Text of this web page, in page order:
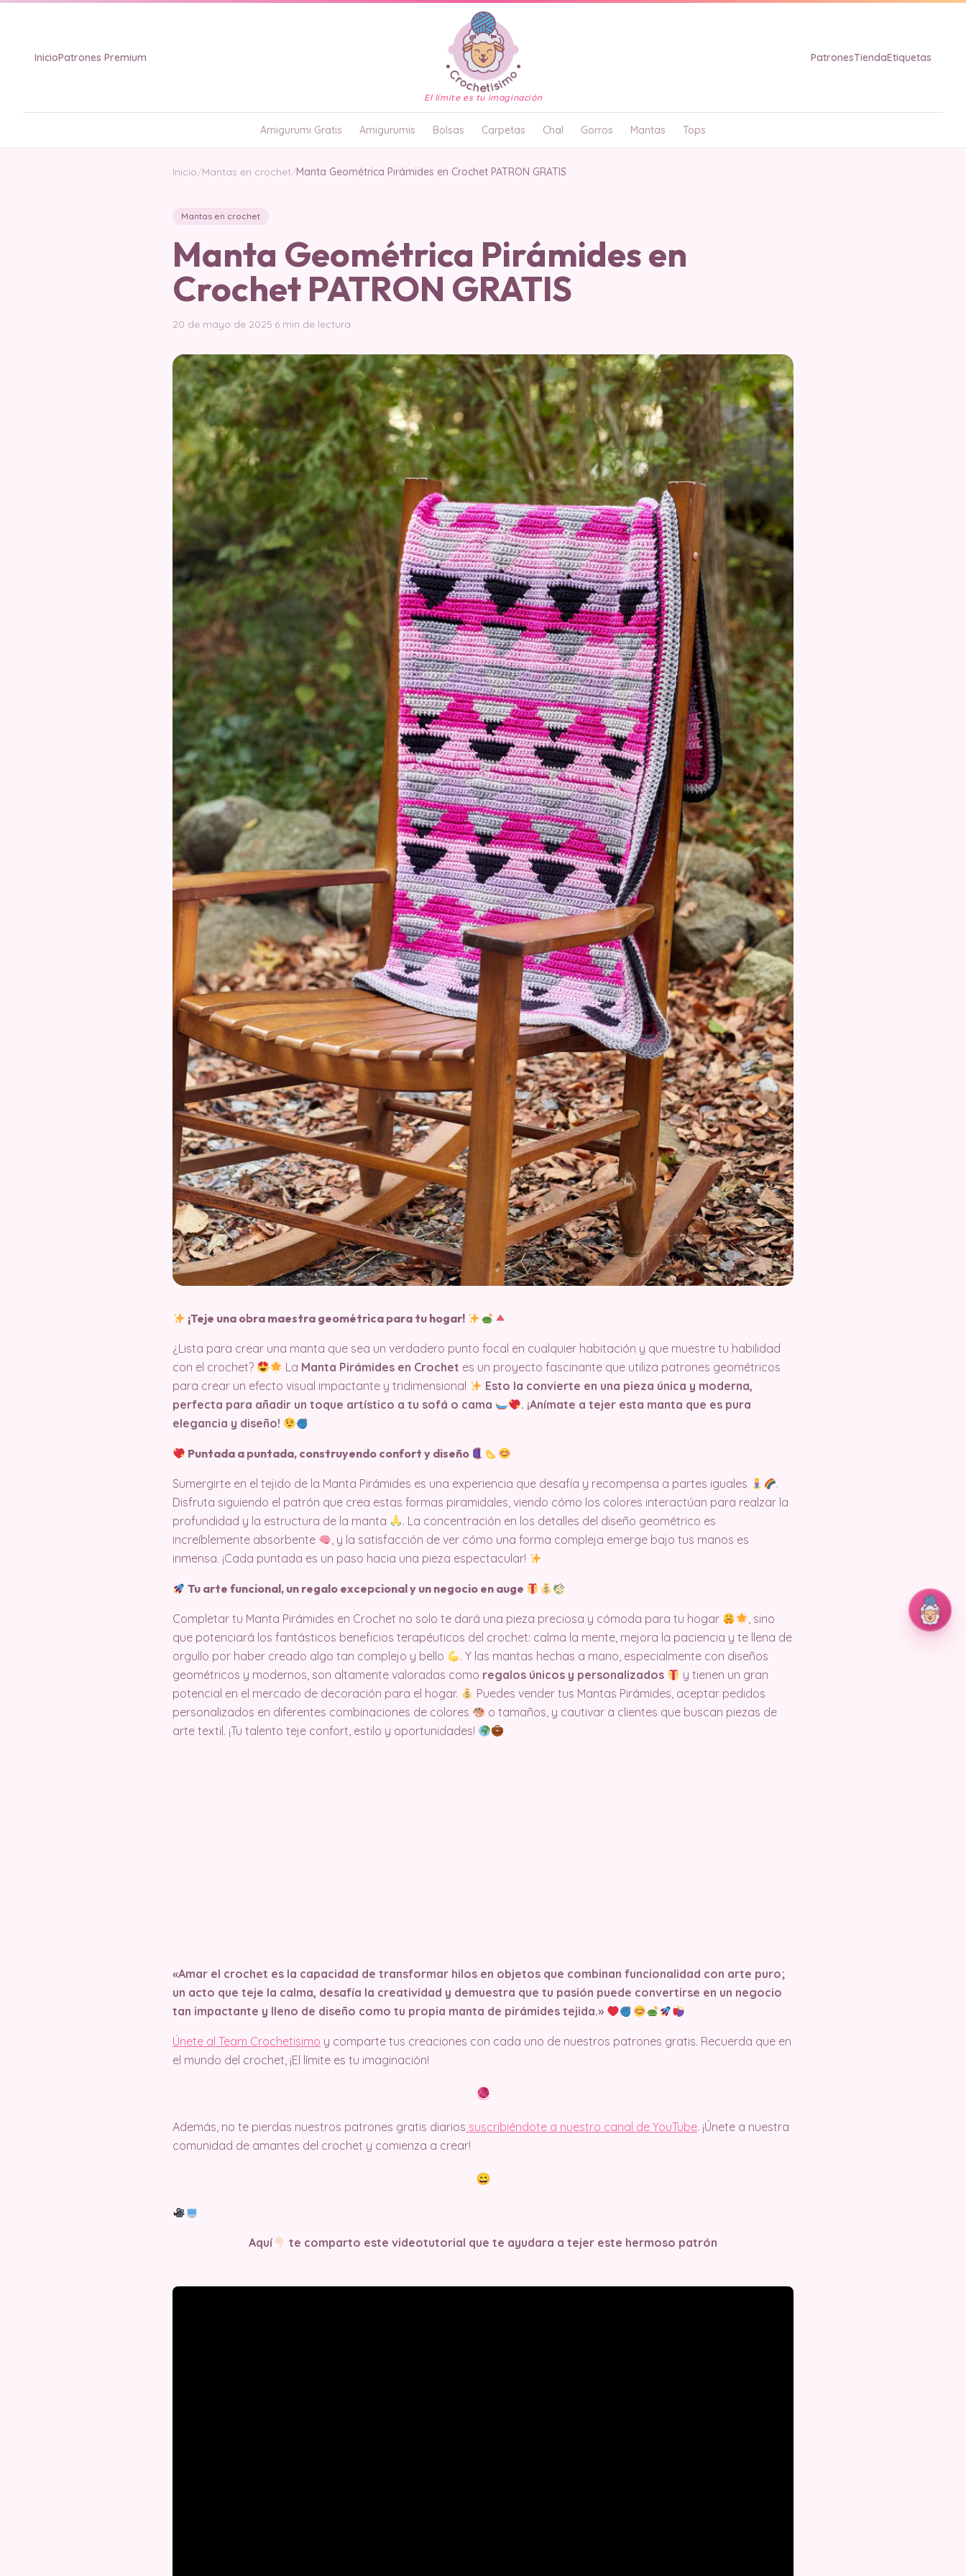
InicioPatrones Premium
El límite es tu imaginación
PatronesTiendaEtiquetas
Amigurumi Gratis Amigurumis Bolsas Carpetas Chal Gorros Mantas Tops
Inicio/Mantas en crochet/Manta Geométrica Pirámides en Crochet PATRON GRATIS
Mantas en crochet
Manta Geométrica Pirámides en
Crochet PATRON GRATIS
20 de mayo de 2025·6 min de lectura
¡Teje una obra maestra geométrica para tu hogar!
¿Lista para crear una manta que sea un verdadero punto focal en cualquier habitación y que muestre tu habilidad
con el crochet?
La Manta Pirámides en Crochet es un proyecto fascinante que utiliza patrones geométricos
para crear un efecto visual impactante y tridimensional
Esto la convierte en una pieza única y moderna,
perfecta para añadir un toque artístico a tu sofá o cama
. ¡Anímate a tejer esta manta que es pura
elegancia y diseño!
Puntada a puntada, construyendo confort y diseño
Sumergirte en el tejido de la Manta Pirámides es una experiencia que desafía y recompensa a partes iguales
.
Disfruta siguiendo el patrón que crea estas formas piramidales, viendo cómo los colores interactúan para realzar la
profundidad y la estructura de la manta
. La concentración en los detalles del diseño geométrico es
increíblemente absorbente
, y la satisfacción de ver cómo una forma compleja emerge bajo tus manos es
inmensa. ¡Cada puntada es un paso hacia una pieza espectacular!
Tu arte funcional, un regalo excepcional y un negocio en auge
Completar tu Manta Pirámides en Crochet no solo te dará una pieza preciosa y cómoda para tu hogar
, sino
que potenciará los fantásticos beneficios terapéuticos del crochet: calma la mente, mejora la paciencia y te llena de
orgullo por haber creado algo tan complejo y bello
. Y las mantas hechas a mano, especialmente con diseños
geométricos y modernos, son altamente valoradas como regalos únicos y personalizados
y tienen un gran
potencial en el mercado de decoración para el hogar.
Puedes vender tus Mantas Pirámides, aceptar pedidos
personalizados en diferentes combinaciones de colores
o tamaños, y cautivar a clientes que buscan piezas de
arte textil. ¡Tu talento teje confort, estilo y oportunidades!
«Amar el crochet es la capacidad de transformar hilos en objetos que combinan funcionalidad con arte puro;
un acto que teje la calma, desafía la creatividad y demuestra que tu pasión puede convertirse en un negocio
tan impactante y lleno de diseño como tu propia manta de pirámides tejida.»
Únete al Team Crochetisimo y comparte tus creaciones con cada uno de nuestros patrones gratis. Recuerda que en
el mundo del crochet, ¡El límite es tu imaginación!
Además, no te pierdas nuestros patrones gratis diarios suscribiéndote a nuestro canal de YouTube. ¡Únete a nuestra
comunidad de amantes del crochet y comienza a crear!
Aquí te comparto este videotutorial que te ayudara a tejer este hermoso patrón